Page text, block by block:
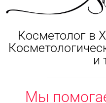
Косметолог в
и
Мы